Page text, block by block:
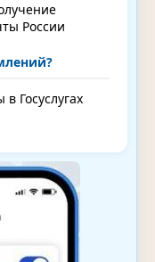
России
Госуслугах